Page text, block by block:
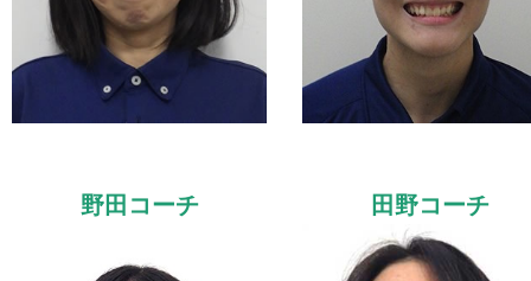
野田コーチ 田野コーチ